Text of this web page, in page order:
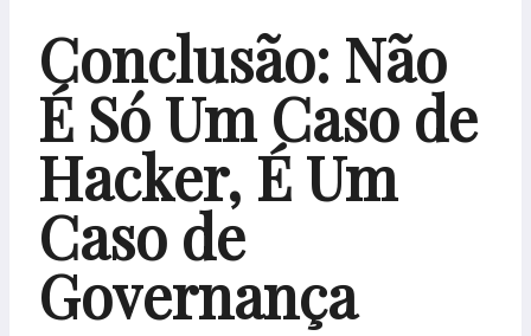
Conclusão: Não
É Só Um Caso de
Hacker, É Um
Caso de
Governança